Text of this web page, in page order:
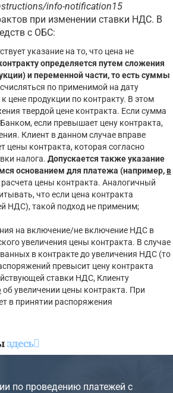
info-notification15
при изменении ставки НДС. В
с ОБС:
указание на то, что цена не
определяется путем сложения
и переменной части, то есть суммы
по применимой на дату
цене продукции по контракту. В этом
твердой цене контракта. Если сумма
если превышает цену контракта,
Клиент в данном случае вправе
цены контракта, которая согласно
налога. Допускается также указание
основанием для платежа (например, в
цены контракта. Аналогичный
что если цена контракта
НДС), такой подход не применим;
на включение/не включение НДС в
увеличения цены контракта. В случае
в контракте до увеличения НДС (то
превысит цену контракта
ставки НДС, Клиенту
об увеличении цены контракта. При
в принятии распоряжения
здесь
по проведению платежей с